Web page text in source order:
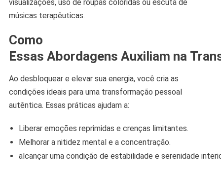
visualizações, uso de roupas coloridas ou escuta de
músicas terapêuticas.
Como
Essas Abordagens Auxiliam na
Ao desbloquear e elevar sua energia, você cria as
condições ideais para uma transformação pessoal
autêntica. Essas práticas ajudam a:
Liberar emoções reprimidas e crenças limitantes.
Melhorar a nitidez mental e a concentração.
alcançar uma condição de estabilidade e serenidade